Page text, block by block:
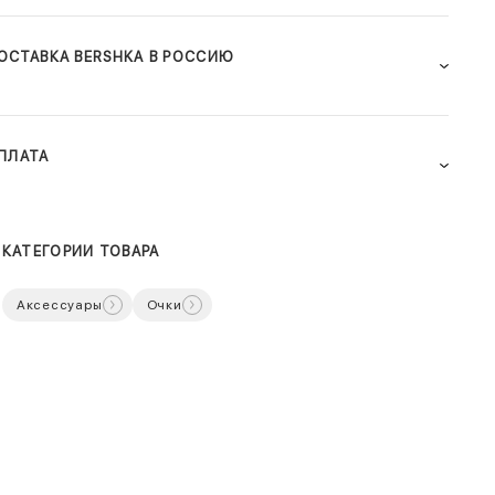
BERSHKA В РОССИЮ
КАТЕГОРИИ ТОВАРА
Аксессуары Очки